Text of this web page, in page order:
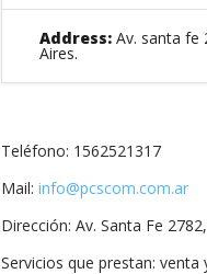
Address: Av. santa fe
Aires.
Teléfono: 1562521317
Mail: info@pcscom.com.ar
Dirección: Av. Santa Fe
Servicios que prestan: